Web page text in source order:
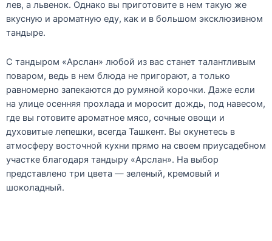
лев, а львенок. Однако вы приготовите в нем такую же
вкусную и ароматную еду, как и в большом эксклюзивном
тандыре.
С тандыром «Арслан» любой из вас станет талантливым
поваром, ведь в нем блюда не пригорают, а только
равномерно запекаются до румяной корочки. Даже если
на улице осенняя прохлада и моросит дождь, под навесом,
где вы готовите ароматное мясо, сочные овощи и
духовитые лепешки, всегда Ташкент. Вы окунетесь в
атмосферу восточной кухни прямо на своем приусадебном
участке благодаря тандыру «Арслан». На выбор
представлено три цвета — зеленый, кремовый и
шоколадный.